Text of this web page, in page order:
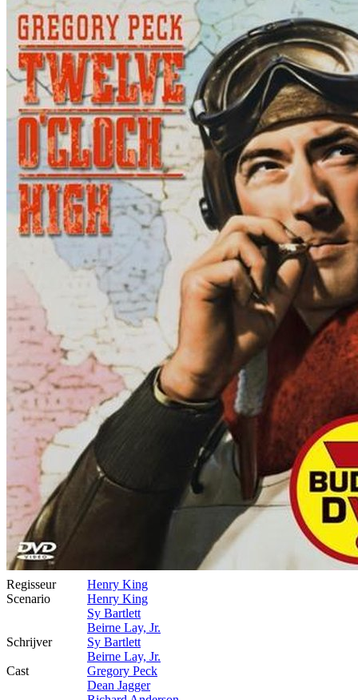
Regisseur
Henry King
Scenario
Henry King
Sy Bartlett
Beirne Lay, Jr.
Schrijver
Sy Bartlett
Beirne Lay, Jr.
Cast
Gregory Peck
Dean Jagger